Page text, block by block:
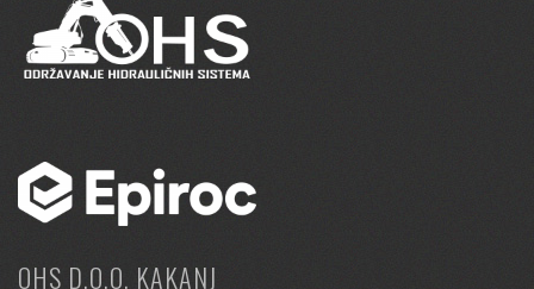
OHS D.O.O. KAKANJ